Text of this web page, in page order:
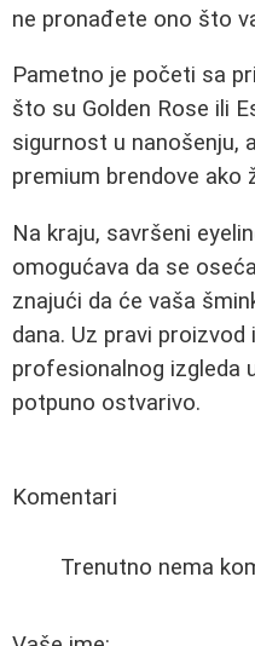
ne pronađete ono što
Pametno je početi sa
što su Golden Rose ili
sigurnost u nanošenju,
premium brendove ako
Na kraju, savršeni
omogućava da se
znajući da će vaša
dana. Uz pravi
profesionalnog izgleda
potpuno ostvarivo.
Komentari
Trenutno nema